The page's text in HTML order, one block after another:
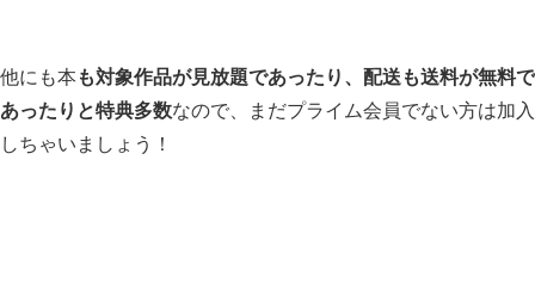
他にも本 も対象作品が見放題であったり、配送も送料が無料で
あったりと特典多数なので、まだプライム会員でない方は加入
しちゃいましょう！